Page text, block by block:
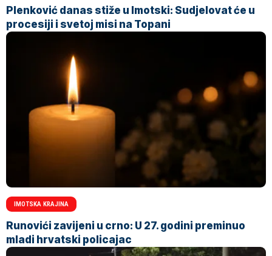
Plenković danas stiže u Imotski: Sudjelovat će u
procesiji i svetoj misi na Topani
IMOTSKA KRAJINA
Runovići zavijeni u crno: U 27. godini preminuo
mladi hrvatski policajac